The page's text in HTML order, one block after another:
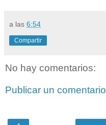
a las 6:54
Compartir
No hay comentarios:
Publicar un comentario